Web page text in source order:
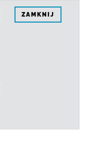
ZAMKNIJ